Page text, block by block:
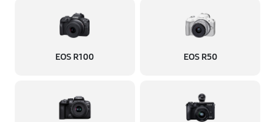
EOS R100 EOS R50